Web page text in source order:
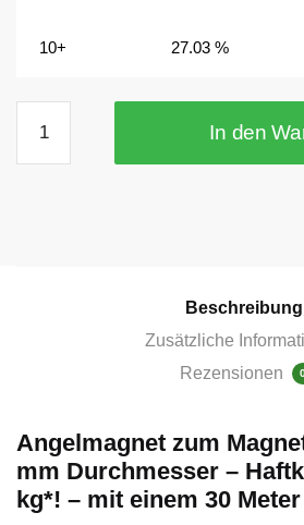
10+ 27.03 %
zum
Magnetfischen
200
kg*!
+
In den
Beschreibung
Zusätzliche
Rezensionen
Angelmagnet zum
mm Durchmesser –
kg*! – mit einem 30